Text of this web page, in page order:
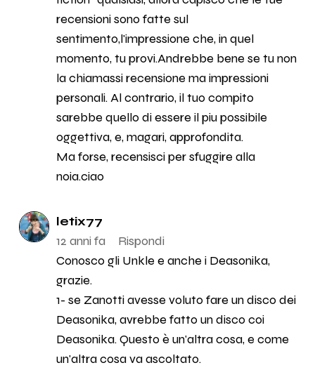
recensioni sono fatte sul
sentimento,l'impressione che, in quel
momento, tu provi.Andrebbe bene se tu non
la chiamassi recensione ma impressioni
personali. Al contrario, il tuo compito
sarebbe quello di essere il piu possibile
oggettiva, e, magari, approfondita.
Ma forse, recensisci per sfuggire alla
noia.ciao
letix77
12 anni fa
Rispondi
Conosco gli Unkle e anche i Deasonika,
grazie.
1- se Zanotti avesse voluto fare un disco dei
Deasonika, avrebbe fatto un disco coi
Deasonika. Questo è un'altra cosa, e come
un'altra cosa va ascoltato.